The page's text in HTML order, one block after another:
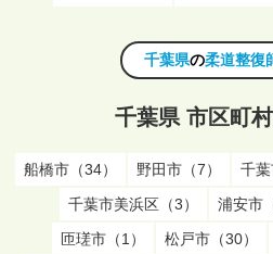
千葉県の柔道整復
千葉県 市区町
船橋市（34） 野田市（7） 千葉
千葉市美浜区（3）
浦安市
匝瑳市（1）
松戸市（30）